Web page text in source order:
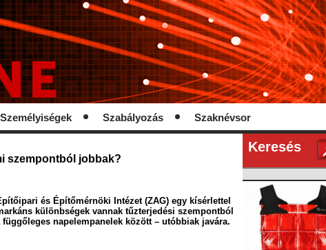
Személyiségek Szabályozás Szaknévsor
szempontból jobbak?
és Építőmérnöki Intézet (ZAG) egy kísérlettel
különbségek vannak tűzterjedési szempontból
napelempanelek között – utóbbiak javára.
Keresés